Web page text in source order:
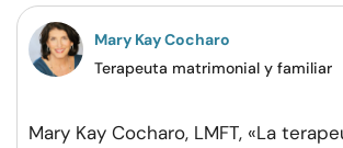
Mary Kay Cocharo
Terapeuta matrimonial y familiar
Mary Kay Cocharo, LMFT, «La